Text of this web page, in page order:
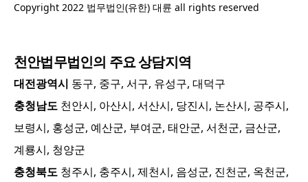
Copyright 2022 법무법인(유한) 대륜 all rights reserved
천안법무법인의 주요 상담지역
대전광역시 동구, 중구, 서구, 유성구, 대덕구
충청남도 천안시, 아산시, 서산시, 당진시, 논산시, 공주시,
보령시, 홍성군, 예산군, 부여군, 태안군, 서천군, 금산군,
계룡시, 청양군
충청북도 청주시, 충주시, 제천시, 음성군, 진천군, 옥천군,